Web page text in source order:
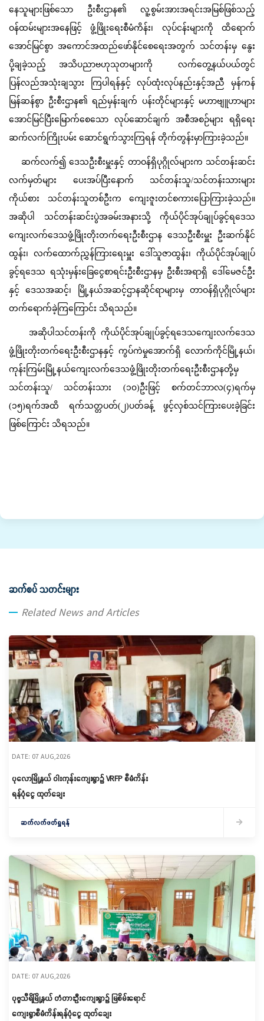
နေသူများဖြစ်သော ဦးစီးဌာန၏ လူ့စွမ်းအားအရင်းအမြစ်ဖြစ်သည့်
ဝန်ထမ်းများအနေဖြင့် ဖွံ့ဖြိုးရေးစီမံကိန်း၊ လုပ်ငန်းများကို ထိရောက်
အောင်မြင်စွာ အကောင်အထည်ဖော်နိုင်စေရေးအတွက် သင်တန်းမှ နွေး
ပို့ချခဲ့သည့် အသိပညာဗဟုသုတများကို လက်တွေ့နယ်ပယ်တွင်
ပြန်လည်အသုံးချသွား ကြပါရန်နှင့် လုပ်ထုံးလုပ်နည်းနှင့်အညီ မှန်ကန်
မြန်ဆန်စွာ ဦးစီးဌာန၏ ရည်မှန်းချက် ပန်းတိုင်များနှင့် မဟာဗျူဟာများ
အောင်မြင်ပြီးမြောက်စေသော လုပ်ဆောင်ချက် အစီအစဉ်များ ရရှိရေး
ဆက်လက်ကြိုးပမ်း ဆောင်ရွက်သွားကြရန် တိုက်တွန်းမှာကြားခဲ့သည်။
ဆက်လက်၍ ဒေသဦးစီးမှူးနှင့် တာဝန်ရှိပုဂ္ဂိုလ်များက သင်တန်းဆင်း
လက်မှတ်များ ပေးအပ်ပြီးနောက် သင်တန်းသူ/သင်တန်းသားများ
ကိုယ်စား သင်တန်းသူတစ်ဦးက ကျေးဇူးတင်စကားပြောကြားခဲ့သည်။
အဆိုပါ သင်တန်းဆင်းပွဲအခမ်းအနားသို့ ကိုယ်ပိုင်အုပ်ချုပ်ခွင့်ရဒေသ
ကျေးလက်ဒေသဖွံ့ဖြိုးတိုးတက်ရေးဦးစီးဌာန ဒေသဦးစီးမှူး ဦးဆက်နိုင်
ထွန်း၊ လက်ထောက်ညွှန်ကြားရေးမှူး ဒေါ်သူဇာထွန်း၊ ကိုယ်ပိုင်အုပ်ချုပ်
ခွင့်ရဒေသ ရသုံးမှန်းခြေငွေစာရင်းဦးစီးဌာနမှ ဦးစီးအရာရှိ ဒေါ်မေဇင်ဦး
နှင့် ဒေသအဆင့်၊ မြို့နယ်အဆင့်ဌာနဆိုင်ရာများမှ တာဝန်ရှိပုဂ္ဂိုလ်များ
တက်ရောက်ခဲ့ကြကြောင်း သိရသည်။
အဆိုပါသင်တန်းကို ကိုယ်ပိုင်အုပ်ချုပ်ခွင့်ရဒေသကျေးလက်ဒေသ
ဖွံ့ဖြိုးတိုးတက်ရေးဦးစီးဌာနနှင့် ကွပ်ကဲမှုအောက်ရှိ လောက်ကိုင်မြို့နယ်၊
ကုန်းကြမ်းမြို့နယ်ကျေးလက်ဒေသဖွံ့ဖြိုးတိုးတက်ရေးဦးစီးဌာနတို့မှ
သင်တန်းသူ/ သင်တန်းသား (၁၀)ဦးဖြင့် စက်တင်ဘာလ(၄)ရက်မှ
(၁၅)ရက်အထိ ရက်သတ္တပတ်(၂)ပတ်ခန့် ဖွင့်လှစ်သင်ကြားပေးခဲ့ခြင်း
ဖြစ်ကြောင်း သိရသည်။
ဆက်စပ် သတင်းများ
Related News and Articles
DATE: 07 AUG,2026
ပုလောမြို့နယ် ဝါးကုန်းကျေးရွာ၌ ‌VRFP စီမံကိန်း
ရန်ပုံငွေ ထုတ်ချေး
ဆက်လက်ဖတ်ရှုရန်
DATE: 07 AUG,2026
ပုဗ္ဗသီရိမြို့နယ် တံတားဦးကျေးရွာ၌ မြစိမ်းရောင်
ကျေးရွာစီမံကိန်းရန်ပုံငွေ ထုတ်ချေး